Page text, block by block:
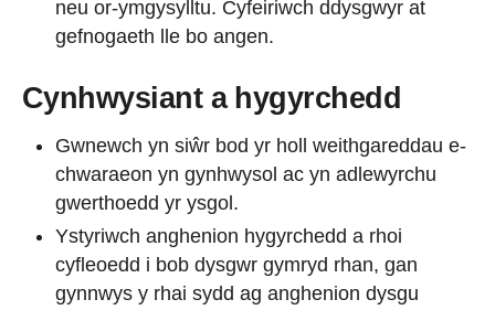
neu or-ymgysylltu. Cyfeiriwch ddysgwyr at
gefnogaeth lle bo angen.
Cynhwysiant a hygyrchedd
Gwnewch yn siŵr bod yr holl weithgareddau e-
chwaraeon yn gynhwysol ac yn adlewyrchu
gwerthoedd yr ysgol.
Ystyriwch anghenion hygyrchedd a rhoi
cyfleoedd i bob dysgwr gymryd rhan, gan
gynnwys y rhai sydd ag anghenion dysgu